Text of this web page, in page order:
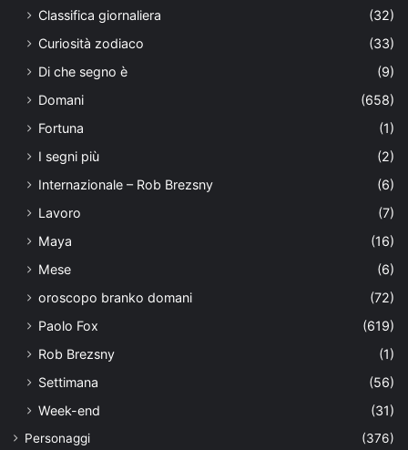
Classifica giornaliera
(32)
Curiosità zodiaco
(33)
Di che segno è
(9)
Domani
(658)
Fortuna
(1)
I segni più
(2)
Internazionale – Rob Brezsny
(6)
Lavoro
(7)
Maya
(16)
Mese
(6)
oroscopo branko domani
(72)
Paolo Fox
(619)
Rob Brezsny
(1)
Settimana
(56)
Week-end
(31)
Personaggi
(376)